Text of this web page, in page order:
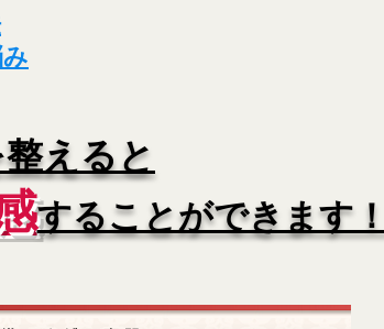
えると
することができます！